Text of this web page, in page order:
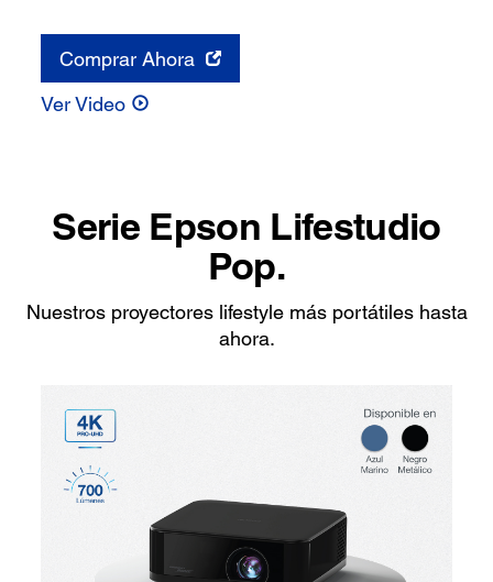
Comprar Ahora
Ver Video
Serie Epson Lifestudio
Pop.
Nuestros proyectores lifestyle más portátiles hasta
ahora.